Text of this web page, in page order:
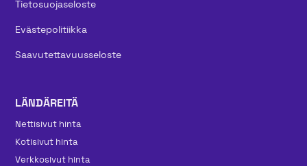
Tietosuojaseloste
Evästepolitiikka
Saavutettavuusseloste
LÄNDÄREITÄ
Nettisivut hinta
Kotisivut hinta
Verkkosivut hinta